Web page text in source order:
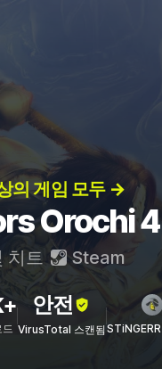
의 게임 모두 →
Orochi 4
치트 Steam
안전
VirusTotal 스캔됨